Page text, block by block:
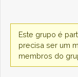
Este grupo é
precisa ser um
membros do